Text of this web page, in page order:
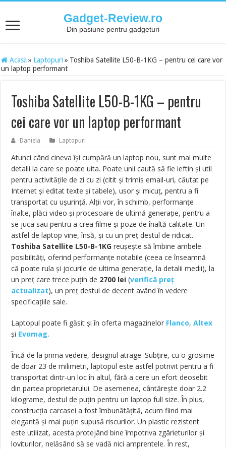
Gadget-Review.ro
Din pasiune pentru gadgeturi
Acasă » Laptopuri » Toshiba Satellite L50-B-1KG – pentru cei care vor
un laptop performant
Toshiba Satellite L50-B-1KG – pentru
cei care vor un laptop performant
Daniela Laptopuri
Atunci când cineva îşi cumpără un laptop nou, sunt mai multe
detalii la care se poate uita. Poate unii caută să fie ieftin şi util
pentru activităţile de zi cu zi (citit şi trimis email-uri, căutat pe
Internet şi editat texte şi tabele), usor şi micuţ, pentru a fi
transportat cu uşurinţă. Alţii vor, în schimb, performanţe
înalte, plăci video şi procesoare de ultimă generaţie, pentru a
se juca sau pentru a crea filme şi poze de înaltă calitate. Un
astfel de laptop vine, însă, şi cu un preţ destul de ridicat.
Toshiba Satellite L50-B-1KG reuşeşte să îmbine ambele
posibilităţi, oferind performanţe notabile (ceea ce înseamnă
că poate rula şi jocurile de ultima generaţie, la detalii medii), la
un preţ care trece puţin de 2700 lei (verifică preț
actualizat), un preț destul de decent având în vedere
specificațiile sale.
Laptopul poate fi găsit și în oferta magazinelor Flanco,Altex
și Evomag.
Încă de la prima vedere, designul atrage. Subţire, cu o grosime
de doar 23 de milimetri, laptopul este astfel potrivit pentru a fi
transportat dintr-un loc în altul, fără a cere un efort deosebit
din partea proprietarului. De asemenea, cântăreşte doar 2.2
kilograme, destul de puţin pentru un laptop full size. În plus,
construcţia carcasei a fost îmbunătăţită, acum fiind mai
elegantă şi mai puţin supusă riscurilor. Un plastic rezistent
este utilizat, acesta protejând bine împotriva zgârieturilor şi
loviturilor, nelăsând să se vadă nici amprentele. În rest,